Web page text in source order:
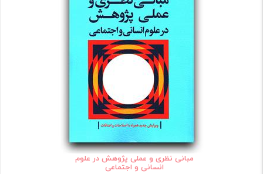
مبانی نظری و عملی پژوهش در علوم
انسانی و اجتماعی